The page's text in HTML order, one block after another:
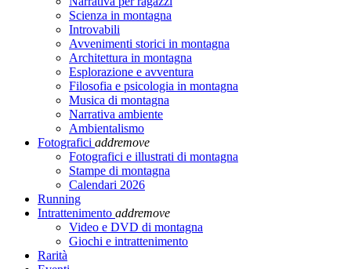
Scienza in montagna
Introvabili
Avvenimenti storici in montagna
Architettura in montagna
Esplorazione e avventura
Filosofia e psicologia in montagna
Musica di montagna
Narrativa ambiente
Ambientalismo
Fotografici addremove
Fotografici e illustrati di montagna
Stampe di montagna
Calendari 2026
Running
Intrattenimento addremove
Video e DVD di montagna
Giochi e intrattenimento
Rarità